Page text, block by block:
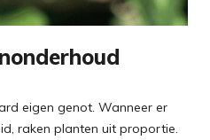
eigen genot. Wanneer er
raken planten uit proportie.